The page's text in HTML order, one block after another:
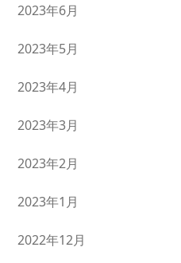
2023年6月
2023年5月
2023年4月
2023年3月
2023年2月
2023年1月
2022年12月